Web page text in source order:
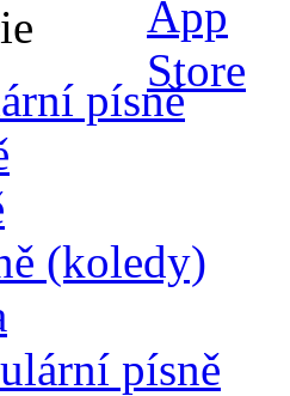
písně
(koledy)
písně